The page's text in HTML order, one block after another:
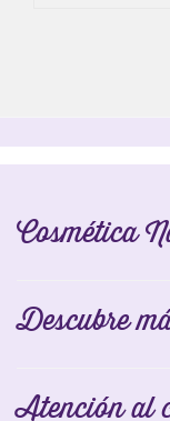
Cosmética
Descubre
Atención al